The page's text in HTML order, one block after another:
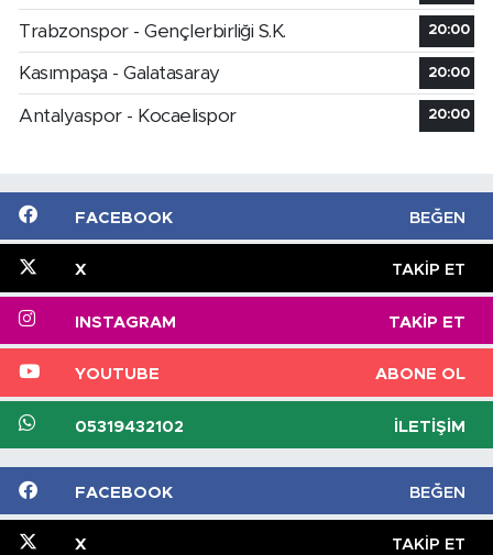
Trabzonspor - Gençlerbirliği S.K. 20:00
Kasımpaşa - Galatasaray 20:00
Antalyaspor - Kocaelispor 20:00
FACEBOOK BEĞEN
X TAKIP ET
INSTAGRAM TAKIP ET
YOUTUBE ABONE OL
05319432102 İLETIŞIM
FACEBOOK BEĞEN
X TAKIP ET